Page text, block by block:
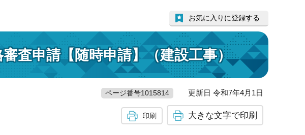
査申請【随時申請】（建設工事）
お気に入りに登録する
ページ番号1015814 更新日 令和7年4月1日
印刷 大きな文字で印刷